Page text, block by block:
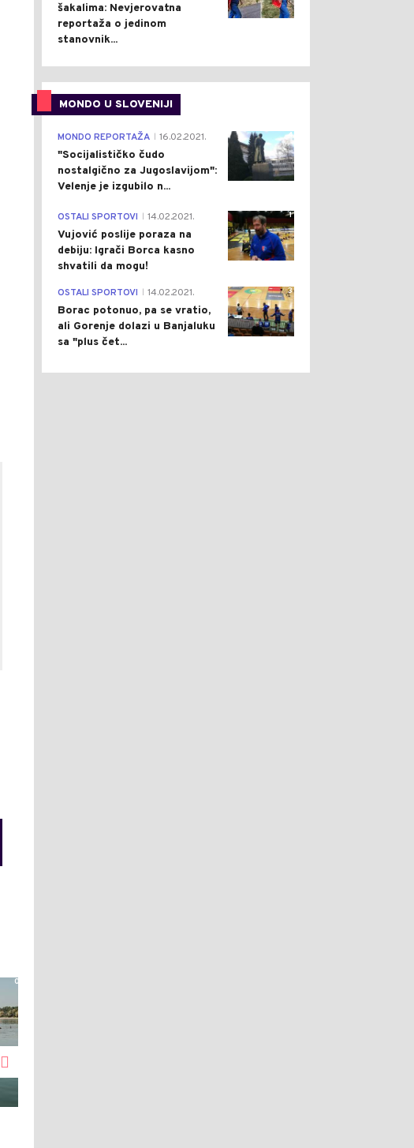
0
šakalima: Nevjerovatna
reportaža o jedinom
stanovnik...
MONDO U SLOVENIJI
4
MONDO REPORTAŽA 16.02.2021.
"Socijalističko čudo
nostalgično za Jugoslavijom":
Velenje je izgubilo n...
1
OSTALI SPORTOVI 14.02.2021.
Vujović poslije poraza na
debiju: Igrači Borca kasno
shvatili da mogu!
3
OSTALI SPORTOVI 14.02.2021.
Borac potonuo, pa se vratio,
ali Gorenje dolazi u Banjaluku
sa "plus čet...